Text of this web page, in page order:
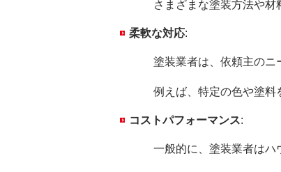
さまざまな塗装方法や材料
柔軟な対応:
塗装業者は、依頼主のニー
例えば、特定の色や塗料を
コストパフォーマンス:
一般的に、塗装業者はハウ